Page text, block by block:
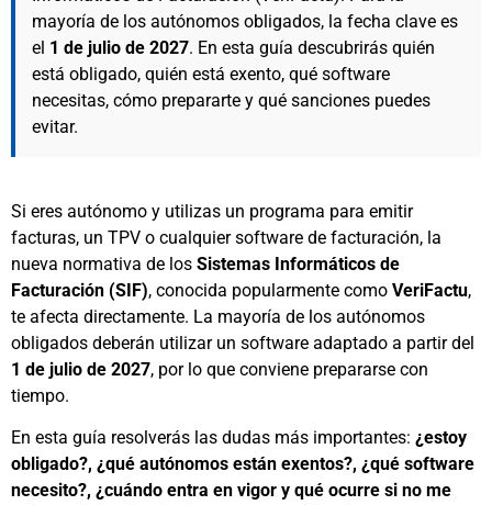
mayoría de los autónomos obligados, la fecha clave es
el 1 de julio de 2027. En esta guía descubrirás quién
está obligado, quién está exento, qué software
necesitas, cómo prepararte y qué sanciones puedes
evitar.
Si eres autónomo y utilizas un programa para emitir
facturas, un TPV o cualquier software de facturación, la
nueva normativa de los Sistemas Informáticos de
Facturación (SIF), conocida popularmente como VeriFactu,
te afecta directamente. La mayoría de los autónomos
obligados deberán utilizar un software adaptado a partir del
1 de julio de 2027, por lo que conviene prepararse con
tiempo.
En esta guía resolverás las dudas más importantes: ¿estoy
obligado?, ¿qué autónomos están exentos?, ¿qué software
necesito?, ¿cuándo entra en vigor y qué ocurre si no me